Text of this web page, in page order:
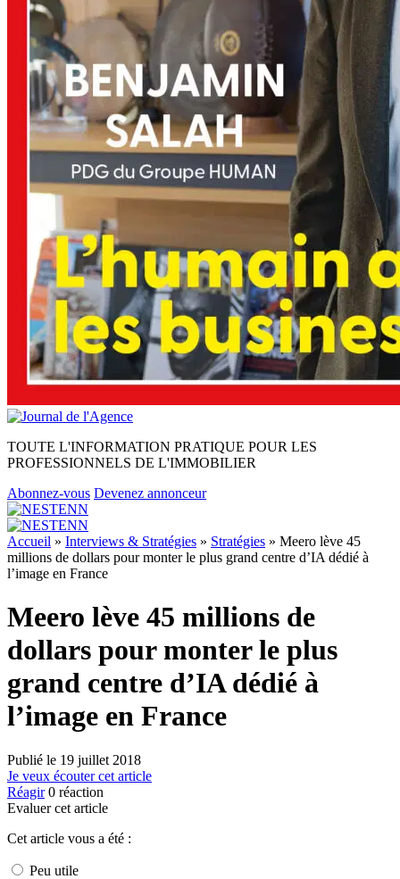
TOUTE L'INFORMATION PRATIQUE POUR LES
PROFESSIONNELS DE L'IMMOBILIER
Abonnez-vous Devenez annonceur
Accueil » Interviews & Stratégies » Stratégies » Meero lève 45
millions de dollars pour monter le plus grand centre d’IA dédié à
l’image en France
Meero lève 45 millions de
dollars pour monter le plus
grand centre d’IA dédié à
l’image en France
Publié le 19 juillet 2018
Je veux écouter cet article
Réagir 0 réaction
Evaluer cet article
Cet article vous a été :
Peu utile